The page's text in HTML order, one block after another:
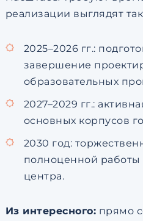
реализации выглядят
2025–2026 гг.:
завершение
образовательных
2027–2029 гг.:
основных корпусов
2030 год:
полноценной работы
центра.
Из интересного: прямо